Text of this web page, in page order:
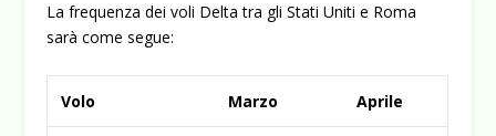
La frequenza dei voli Delta tra gli Stati Uniti e Roma
sarà come segue:
Volo Marzo Aprile